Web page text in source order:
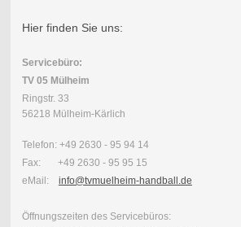
Hier finden Sie uns:
Servicebüro:
TV 05 Mülheim
Ringstr. 33
56218 Mülheim-Kärlich
Telefon: +49 2630 - 95 94 14
Fax: +49 2630 - 95 95 15
eMail: info@tvmuelheim-handball.de
Öffnungszeiten des Servicebüros: